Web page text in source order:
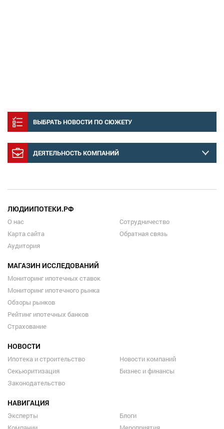
ВЫБРАТЬ НОВОСТИ ПО СЮЖЕТУ
ДЕЯТЕЛЬНОСТЬ КОМПАНИЙ
ЛЮДИИПОТЕКИ.РФ
О нас
Карта сайта
Аудитория
Сотрудничество
Обратная связь
МАГАЗИН ИССЛЕДОВАНИЙ
Мониторинг ипотечных ставок
Мониторинг ипотечного рынка
Обзоры рынков
Рейтинг ипотечных банков
Страхование
НОВОСТИ
Ипотека и строительство
Секьюритизация
Законодательство
Новости компаний
Бизнес и финансы
НАВИГАЦИЯ
Эксперты
Блоги